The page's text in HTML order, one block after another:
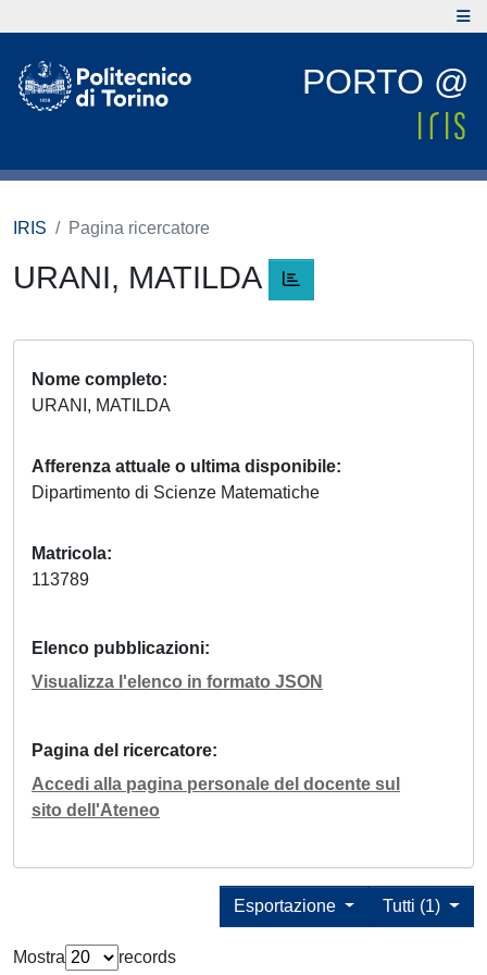
PORTO @
IRIS Pagina ricercatore
URANI, MATILDA
Nome completo
URANI, MATILDA
Afferenza attuale o ultima disponibile
Dipartimento di Scienze Matematiche
Matricola
113789
Elenco pubblicazioni
Visualizza l'elenco in formato JSON
Pagina del ricercatore
Accedi alla pagina personale del docente sul
sito dell'Ateneo
Tutti (1)
Esportazione
Mostra
records